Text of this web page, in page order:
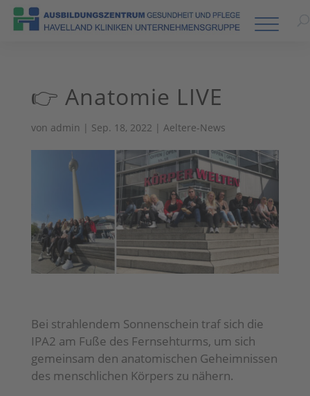
👉 Anatomie LIVE
von admin | Sep. 18, 2022 | Aeltere-News
Bei strahlendem Sonnenschein traf sich die
IPA2 am Fuße des Fernsehturms, um sich
gemeinsam den anatomischen Geheimnissen
des menschlichen Körpers zu nähern.